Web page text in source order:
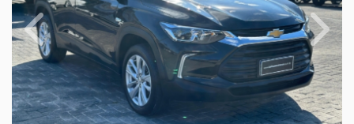
Previous Next